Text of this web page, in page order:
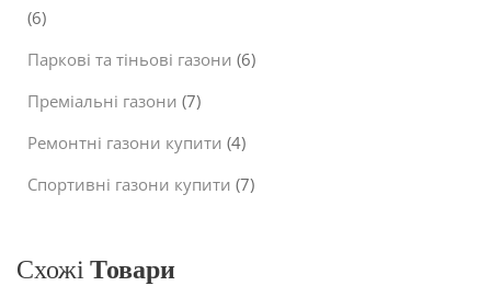
(6)
Паркові та тіньові газони (6)
Преміальні газони (7)
Ремонтні газони купити (4)
Спортивні газони купити (7)
Схожі Товари